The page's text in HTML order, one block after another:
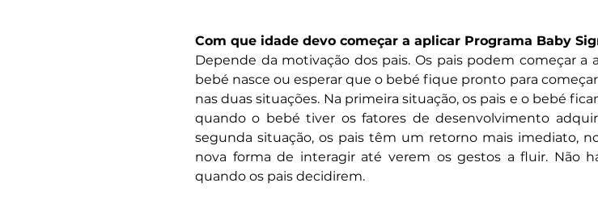
Com que idade devo começar a aplicar Programa Baby
Depende da motivação dos pais. Os pais podem começar
bebé nasce ou esperar que o bebé fique pronto para
nas duas situações. Na primeira situação, os pais e o bebé
quando o bebé tiver os fatores de desenvolvimento
segunda situação, os pais têm um retorno mais imediato,
nova forma de interagir até verem os gestos a fluir. Não
quando os pais decidirem.